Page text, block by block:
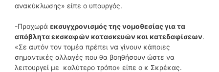
ανακύκλωσης» είπε ο υπουργός.
-Προχωρά εκσυγχρονισμός της νομοθεσίας για τα
απόβλητα εκσκαφών κατασκευών και κατεδαφίσεων.
«Σε αυτόν τον τομέα πρέπει να γίνουν κάποιες
σημαντικές αλλαγές που θα βοηθήσουν ώστε να
λειτουργεί με καλύτερο τρόπο» είπε ο κ Σκρέκας.